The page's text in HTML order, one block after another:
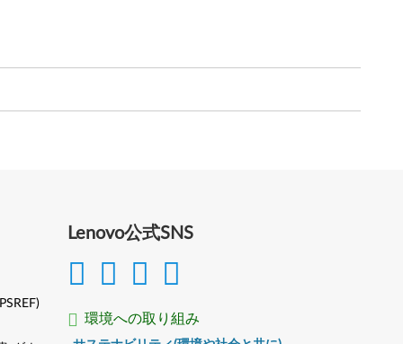
Lenovo公式SNS
環境への取り組み